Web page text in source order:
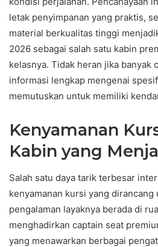
letak penyimpanan yang praktis,
material berkualitas tinggi
2026 sebagai salah satu kabin
kelasnya. Tidak heran jika banyak
informasi lengkap mengenai
memutuskan untuk memiliki
Kenyamanan
Kabin yang
Salah satu daya tarik terbesar
kenyamanan kursi yang
pengalaman layaknya berada di
menghadirkan captain seat
yang menawarkan berbagai